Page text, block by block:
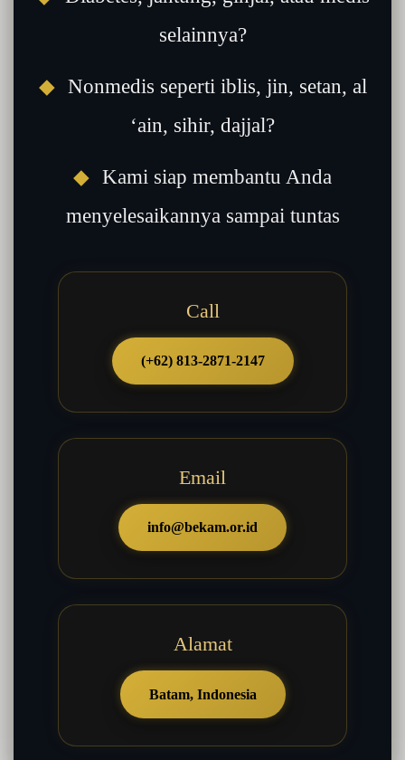
selainnya?
◆ Nonmedis seperti iblis, jin, setan, al
‘ain, sihir, dajjal?
◆ Kami siap membantu Anda
menyelesaikannya sampai tuntas
Call
(+62) 813-2871-2147
Email
info@bekam.or.id
Alamat
Batam, Indonesia